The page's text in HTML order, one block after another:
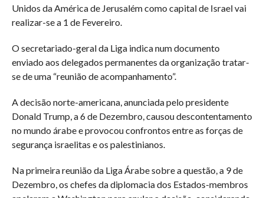
Unidos da América de Jerusalém como capital de Israel vai
realizar-se a 1 de Fevereiro.
O secretariado-geral da Liga indica num documento
enviado aos delegados permanentes da organização tratar-
se de uma “reunião de acompanhamento”.
A decisão norte-americana, anunciada pelo presidente
Donald Trump, a 6 de Dezembro, causou descontentamento
no mundo árabe e provocou confrontos entre as forças de
segurança israelitas e os palestinianos.
Na primeira reunião da Liga Árabe sobre a questão, a 9 de
Dezembro, os chefes da diplomacia dos Estados-membros